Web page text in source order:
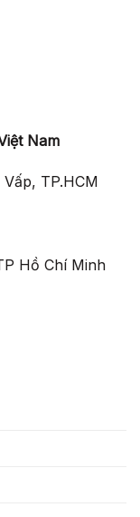
Nam
TP.HCM
Hồ Chí Minh